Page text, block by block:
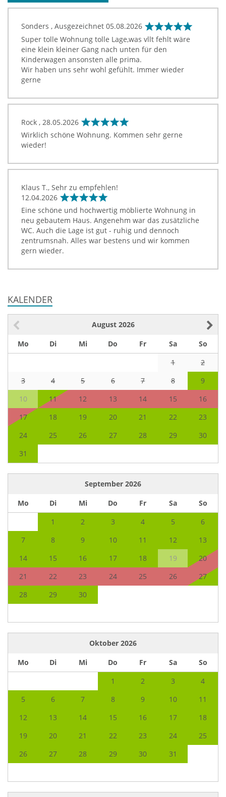
Sonders , Ausgezeichnet 05.08.2026
Super tolle Wohnung tolle Lage,was vllt fehlt wäre
eine klein kleiner Gang nach unten für den
Kinderwagen ansonsten alle prima.
Wir haben uns sehr wohl gefühlt. Immer wieder
gerne
Rock , 28.05.2026
Wirklich schöne Wohnung. Kommen sehr gerne
wieder!
Klaus T., Sehr zu empfehlen!
12.04.2026
Eine schöne und hochwertig möblierte Wohnung in
neu gebautem Haus. Angenehm war das zusätzliche
WC. Auch die Lage ist gut - ruhig und dennoch
zentrumsnah. Alles war bestens und wir kommen
gern wieder.
KALENDER
August 2026
Mo
Di Mi Do Fr Sa
So
1
2
3
4 5 6 7 8
9
10
11 12 13 14 15
16
17
18 19 20 21 22
23
24
25 26 27 28 29
30
31
September 2026
Mo
Di Mi Do Fr Sa
So
1
2 3 4 5
6
7
8 9 10 11 12
13
14
15 16 17 18 19
20
21
22 23 24 25 26
27
28
29 30
Oktober 2026
Mo
Di Mi Do Fr Sa
So
1
2 3
4
5
6 7 8 9 10
11
12
13 14 15 16 17
18
19
20 21 22 23 24
25
26
27 28 29 30 31